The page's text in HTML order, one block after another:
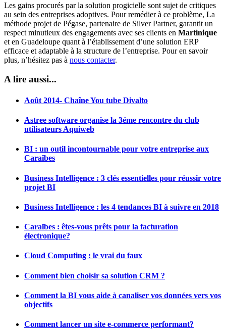
Les gains procurés par la solution progicielle sont sujet de critiques
au sein des entreprises adoptives. Pour remédier à ce problème, La
méthode projet de Pégase, partenaire de Silver Partner, garantit un
respect minutieux des engagements avec ses clients en Martinique
et en Guadeloupe quant à l’établissement d’une solution ERP
efficace et adaptable à la structure de l’entreprise. Pour en savoir
plus, n’hésitez pas à nous contacter.
A lire aussi...
Août 2014- Chaîne You tube Divalto
Astree software organise la 3éme rencontre du club
utilisateurs Aquiweb
BI : un outil incontournable pour votre entreprise aux
Caraïbes
Business Intelligence : 3 clés essentielles pour réussir votre
projet BI
Business Intelligence : les 4 tendances BI à suivre en 2018
Caraïbes : êtes-vous prêts pour la facturation
électronique?
Cloud Computing : le vrai du faux
Comment bien choisir sa solution CRM ?
Comment la BI vous aide à canaliser vos données vers vos
objectifs
Comment lancer un site e-commerce performant?